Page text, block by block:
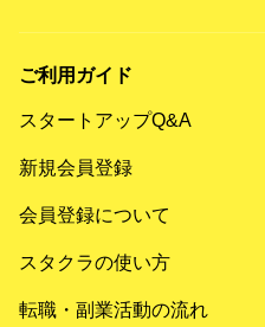
ご利用ガイド
スタートアップQ&A
新規会員登録
会員登録について
スタクラの使い方
転職・副業活動の流れ